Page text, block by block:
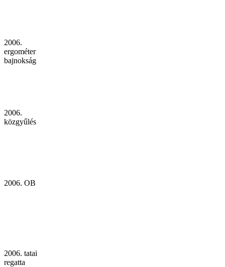
2006.
ergométer
bajnokság
2006.
közgyűlés
2006. OB
2006. tatai
regatta